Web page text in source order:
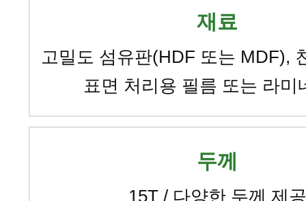
재료
고밀도 섬유판(HDF 또는 MDF),
표면 처리용 필름 또는 라미
두께
15T / 다양한 두께 제공